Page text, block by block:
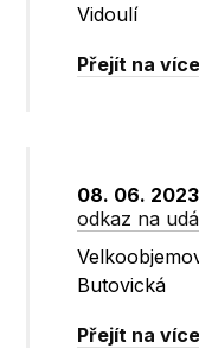
Vidoulí
Přejít na
08. 06.
odkaz na
Butovická
Přejít na